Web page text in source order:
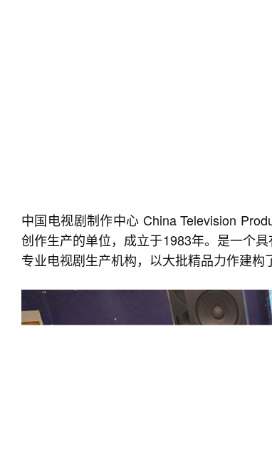
中国电视剧制作中心 China Television
创作生产的单位，成立于1983年。是一个
专业电视剧生产机构，以大批精品力作建构